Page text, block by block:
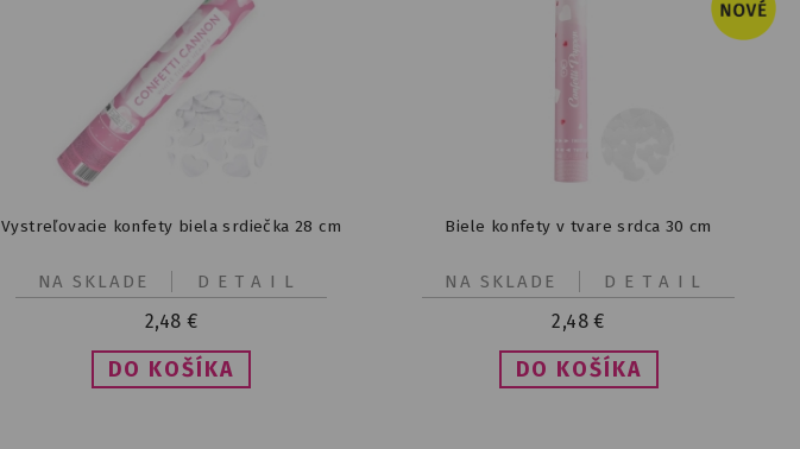
Vystreľovacie konfety biela srdiečka 28 cm
2,48 €
DETAIL
NA SKLADE
Biele konfety v tvare srdca 30 cm
2,48 €
DETAIL
NA SKLADE